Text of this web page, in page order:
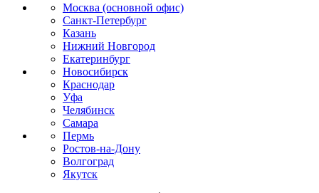
Москва (основной офис)
Санкт-Петербург
Казань
Нижний Новгород
Екатеринбург
Новосибирск
Краснодар
Уфа
Челябинск
Самара
Пермь
Ростов-на-Дону
Волгоград
Якутск